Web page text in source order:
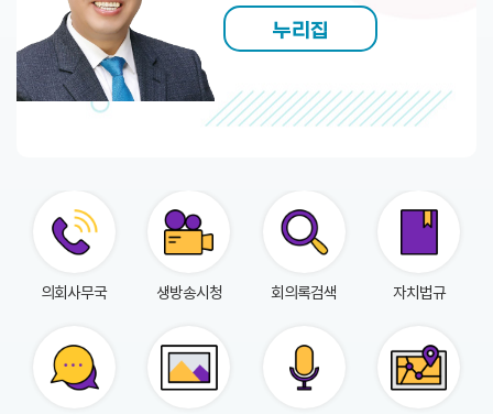
방
송
의
자
누리집
의회사무국 생방송시청 회의록검색 자치법규